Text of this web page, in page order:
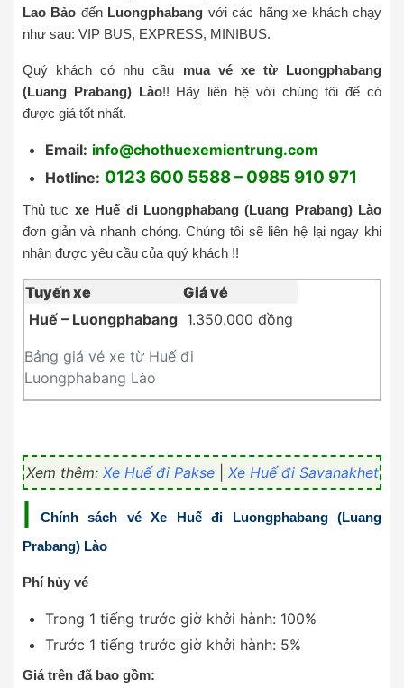
Lao Bảo đến Luongphabang với các hãng xe khách chạy
như sau: VIP BUS, EXPRESS, MINIBUS.
Quý khách có nhu cầu mua vé xe từ Luongphabang
(Luang Prabang) Lào!! Hãy liên hệ với chúng tôi để có
được giá tốt nhất.
Email: info@chothuexemientrung.com
Hotline: 0123 600 5588 – 0985 910 971
Thủ tục xe Huế đi Luongphabang (Luang Prabang) Lào
đơn giản và nhanh chóng. Chúng tôi sẽ liên hệ lại ngay khi
nhận được yêu cầu của quý khách !!
Bảng giá vé xe từ Huế đi
Luongphabang Lào
Tuyến xe
Giá vé
Huế – Luongphabang 1.350.000 đồng
Xem thêm: Xe Huế đi Pakse Xe Huế đi Savanakhet
|
Chính sách vé Xe Huế đi Luongphabang (Luang
Prabang) Lào
Phí hủy vé
Trong 1 tiếng trước giờ khởi hành: 100%
Trước 1 tiếng trước giờ khởi hành: 5%
Giá trên đã bao gồm: